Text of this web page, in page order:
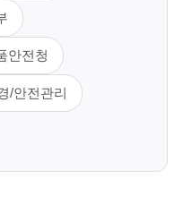
안전청
/안전관리